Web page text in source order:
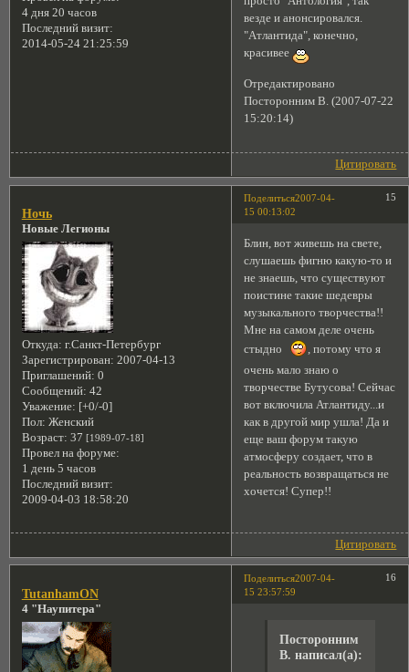
4 дня 20 часов
Последний визит:
2014-05-24 21:25:59
везде и анонсировался.
"Aтлaнтидa", конечно,
красивее
Отредактировано
Посторонним В. (2007-07-22
15:20:14)
Цитировать
Поделиться 15
2007-04-
15 00:13:02
Ночь
Новые Легионы
Откуда: г.Санкт-Петербург
Зарегистрирован: 2007-04-13
Приглашений: 0
Сообщений: 42
Уважение: [+0/-0]
Пол: Женский
Возраст: 37 [1989-07-18]
Провел на форуме:
1 день 5 часов
Последний визит:
2009-04-03 18:58:20
Блин, вот живешь на свете,
слушаешь фигню какую-то и
не знаешь, что существуют
поистине такие шедевры
музыкального творчества!!
Мне на самом деле очень
стыдно
, потому что я
очень мало знаю о
творчестве Бутусова! Сейчас
вот включила Атлантиду...и
как в другой мир ушла! Да и
еще ваш форум такую
атмосферу создает, что в
реальность возвращаться не
хочется! Супер!!
Цитировать
Поделиться 16
2007-04-
15 23:57:59
TutanhamON
4 "Наупитера"
Посторонним
В. написал(а):